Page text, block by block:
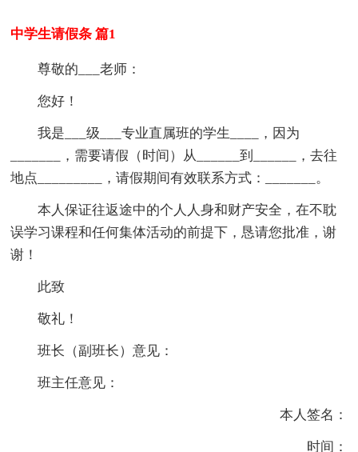
中学生请假条 篇1
尊敬的___老师：
您好！
我是___级___专业直属班的学生____，因为
_______，需要请假（时间）从______到______，去往
地点_________，请假期间有效联系方式：_______。
本人保证往返途中的个人人身和财产安全，在不耽
误学习课程和任何集体活动的前提下，恳请您批准，谢
谢！
此致
敬礼！
班长（副班长）意见：
班主任意见：
本人签名：
时间：